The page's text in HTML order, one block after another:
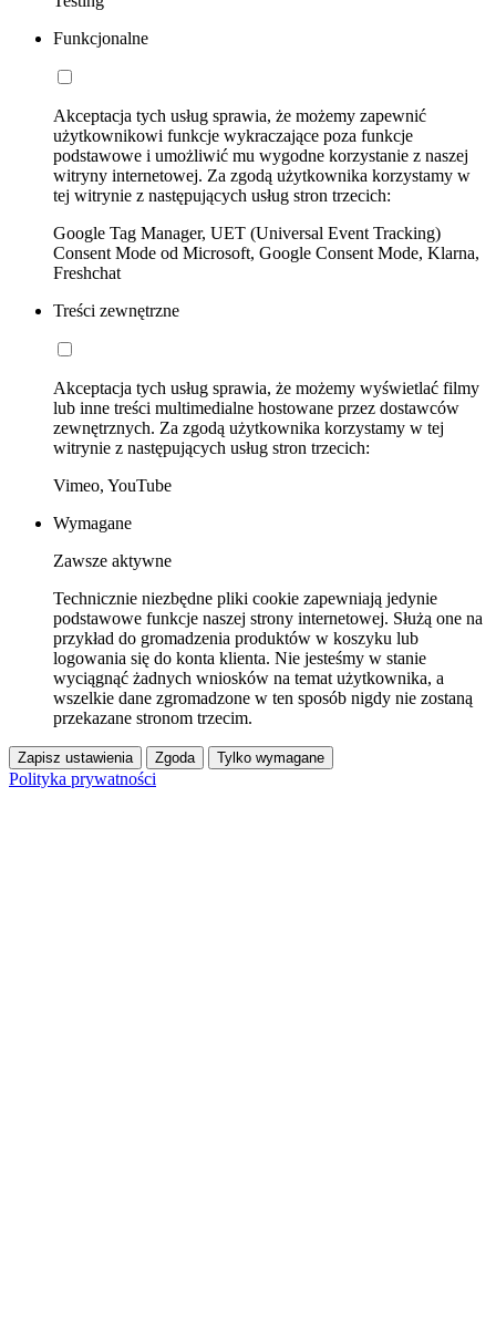
Funkcjonalne
Akceptacja tych usług sprawia, że możemy zapewnić
użytkownikowi funkcje wykraczające poza funkcje
podstawowe i umożliwić mu wygodne korzystanie z naszej
witryny internetowej. Za zgodą użytkownika korzystamy w
tej witrynie z następujących usług stron trzecich:
Google Tag Manager, UET (Universal Event Tracking)
Consent Mode od Microsoft, Google Consent Mode, Klarna,
Freshchat
Treści zewnętrzne
Akceptacja tych usług sprawia, że możemy wyświetlać filmy
lub inne treści multimedialne hostowane przez dostawców
zewnętrznych. Za zgodą użytkownika korzystamy w tej
witrynie z następujących usług stron trzecich:
Vimeo, YouTube
Wymagane
Zawsze aktywne
Technicznie niezbędne pliki cookie zapewniają jedynie
podstawowe funkcje naszej strony internetowej. Służą one na
przykład do gromadzenia produktów w koszyku lub
logowania się do konta klienta. Nie jesteśmy w stanie
wyciągnąć żadnych wniosków na temat użytkownika, a
wszelkie dane zgromadzone w ten sposób nigdy nie zostaną
przekazane stronom trzecim.
Zapisz ustawienia Zgoda Tylko wymagane
Polityka prywatności